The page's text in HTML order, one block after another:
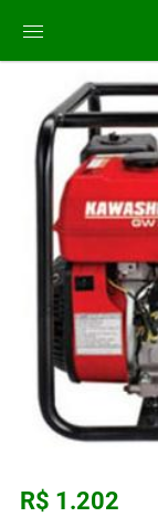
R$ 1.202